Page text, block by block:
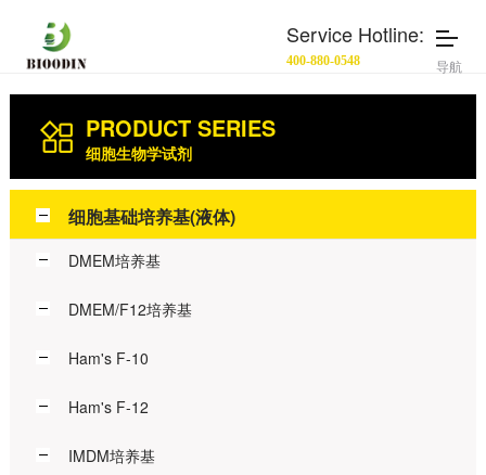
Service Hotline:
400-880-0548 导航
PRODUCT SERIES
细胞生物学试剂
细胞基础培养基(液体)
DMEM培养基
DMEM/F12培养基
Ham's F-10
Ham's F-12
IMDM培养基